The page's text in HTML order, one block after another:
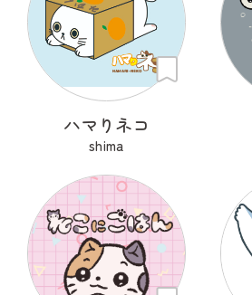
ハマりネコ
shima